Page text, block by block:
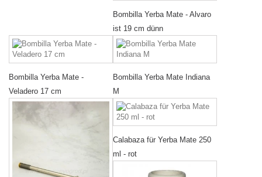
Bombilla Yerba Mate - Alvaro
ist 19 cm dünn
Bombilla Yerba Mate -
Veladero 17 cm
Bombilla Yerba Mate Indiana
M
Calabaza für Yerba Mate 250
ml - rot